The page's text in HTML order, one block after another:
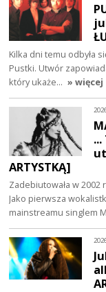
Kilka dni temu odbyła
Pustki. Utwór
który ukaże… » więcej
ARTYSTKĄ]
Zadebiutowała w
Jako pierwsza
mainstreamu singlem